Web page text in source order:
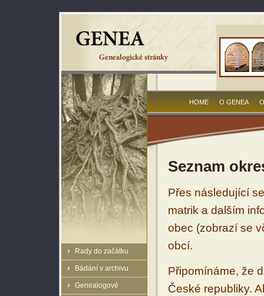
Rady do začátku
Bádání v archivu
Genealogové
HOME O GENEA
Seznam
Přes následující
matrik a dalším
obec (zobrazí se
obcí.
Připomínáme, že
České republiky.